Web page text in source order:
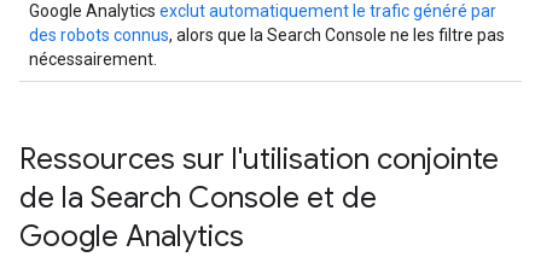
Google Analytics exclut automatiquement le trafic généré par
des robots connus, alors que la Search Console ne les filtre pas
nécessairement.
Ressources sur l'utilisation conjointe
de la Search Console et de
Google Analytics